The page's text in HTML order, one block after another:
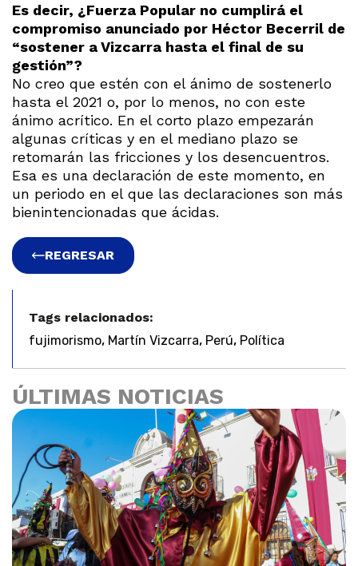
Es decir, ¿Fuerza Popular no cumplirá el
compromiso anunciado por Héctor Becerril de
“sostener a Vizcarra hasta el final de su
gestión”?
No creo que estén con el ánimo de sostenerlo
hasta el 2021 o, por lo menos, no con este
ánimo acrítico. En el corto plazo empezarán
algunas críticas y en el mediano plazo se
retomarán las fricciones y los desencuentros.
Esa es una declaración de este momento, en
un periodo en el que las declaraciones son más
bienintencionadas que ácidas.
REGRESAR
Tags relacionados:
fujimorismo, Martín Vizcarra, Perú, Política
ÚLTIMAS NOTICIAS